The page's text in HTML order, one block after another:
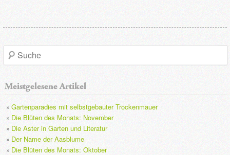
S
c
h
e
Meistgelesene Artikel
Gartenparadies mit selbstgebauter Trockenmauer
Die Blüten des Monats: November
Die Aster in Garten und Literatur
Der Name der Aasblume
Die Blüten des Monats: Oktober